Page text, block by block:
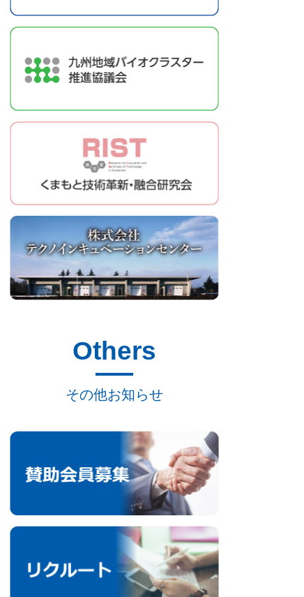
Others
その他お知らせ